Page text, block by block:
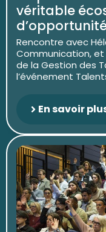
véritable
Rencontre avec
Communication, et
de la Gestion des
l’événement
En savoir